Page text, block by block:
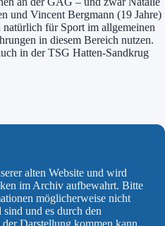
und Vincent Bergmann (19 Jahre)
natürlich für Sport im allgemeinen
in diesem Bereich nutzen.
in der TSG Hatten-Sandkrug
alten Website und wird
im Archiv aufbewahrt. Bitte
möglicherweise nicht
sind und es durch den
Darstellung kommen kann.